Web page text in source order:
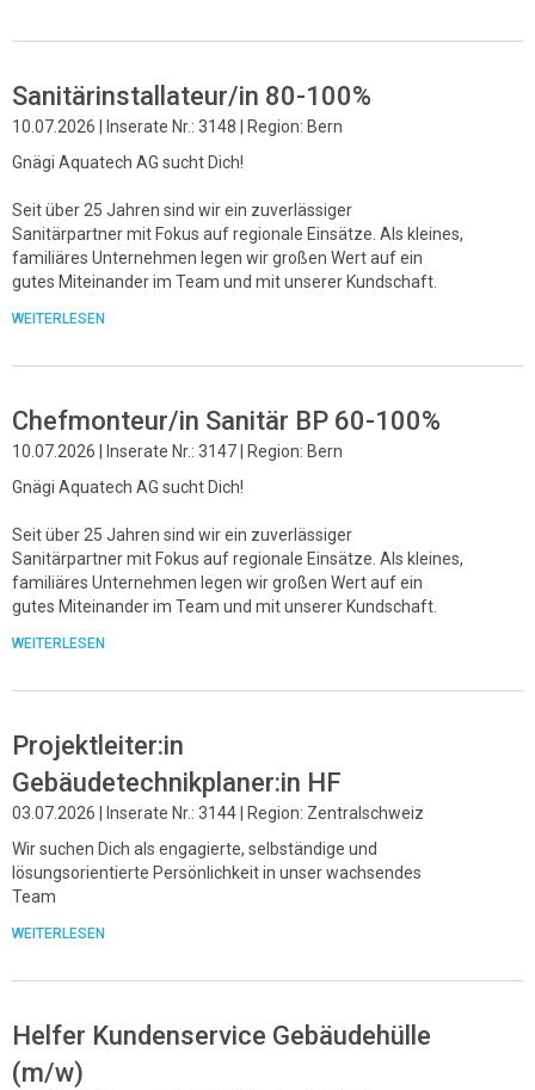
Sanitärinstallateur/in 80-100%
10.07.2026 | Inserate Nr.: 3148 | Region: Bern
Gnägi Aquatech AG sucht Dich!
Seit über 25 Jahren sind wir ein zuverlässiger
Sanitärpartner mit Fokus auf regionale Einsätze. Als kleines,
familiäres Unternehmen legen wir großen Wert auf ein
gutes Miteinander im Team und mit unserer Kundschaft.
WEITERLESEN
Chefmonteur/in Sanitär BP 60-100%
10.07.2026 | Inserate Nr.: 3147 | Region: Bern
Gnägi Aquatech AG sucht Dich!
Seit über 25 Jahren sind wir ein zuverlässiger
Sanitärpartner mit Fokus auf regionale Einsätze. Als kleines,
familiäres Unternehmen legen wir großen Wert auf ein
gutes Miteinander im Team und mit unserer Kundschaft.
WEITERLESEN
Projektleiter:in
Gebäudetechnikplaner:in HF
03.07.2026 | Inserate Nr.: 3144 | Region: Zentralschweiz
Wir suchen Dich als engagierte, selbständige und
lösungsorientierte Persönlichkeit in unser wachsendes
Team
WEITERLESEN
Helfer Kundenservice Gebäudehülle
(m/w)